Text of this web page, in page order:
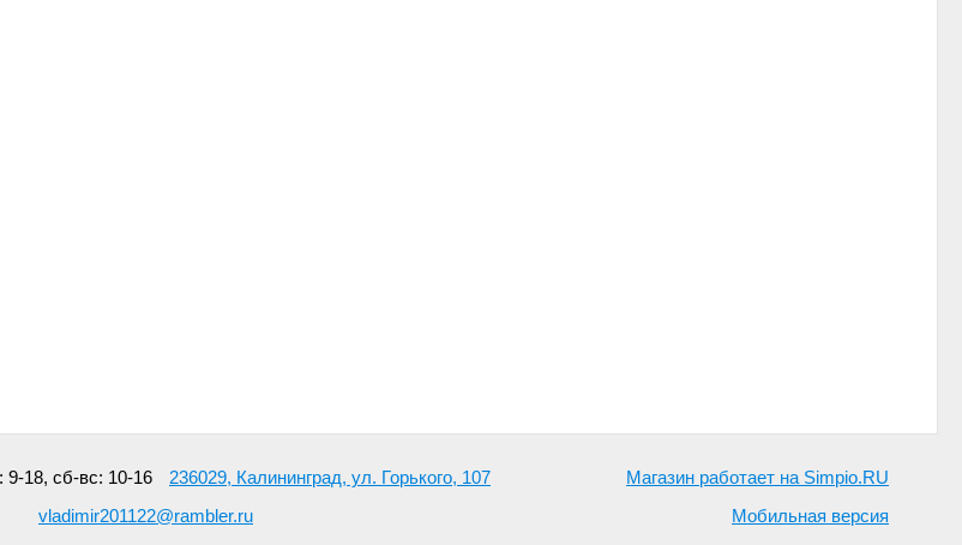
9-18, сб-вс: 10-16
236029, Калининград, ул. Горького, 107
vladimir201122@rambler.ru
Магазин работает на Simpio.RU
Мобильная версия